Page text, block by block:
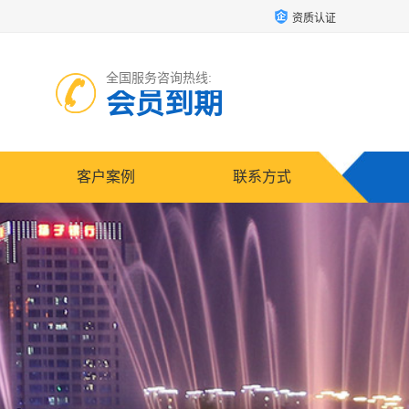
资质认证
全国服务咨询热线:
会员到期
客户案例 联系方式